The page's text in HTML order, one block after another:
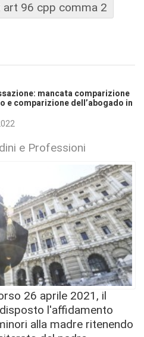
art 96 cpp comma 2
mancata comparizione
e comparizione dell’abogado in
e Professioni
26 aprile 2021, il
l'affidamento
alla madre ritenendo